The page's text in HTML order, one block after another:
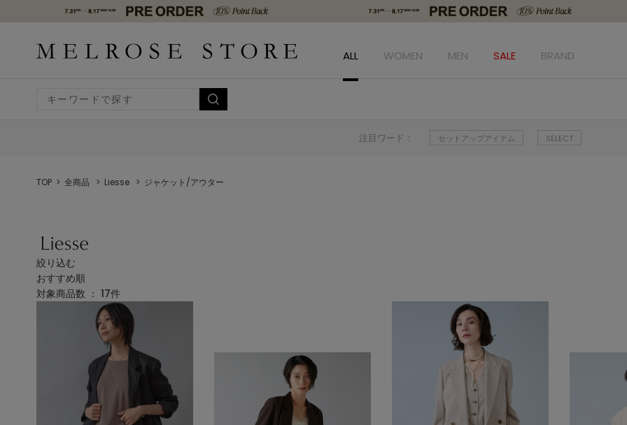
ALL WOMEN MEN SALE BRAND
注目ワード： セットアップアイテム SELECT
TOP 全商品 Liesse ジャケット/アウター
絞り込む
おすすめ順
対象商品数 ： 17件